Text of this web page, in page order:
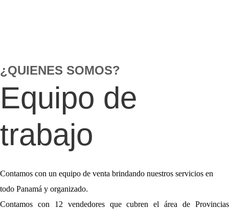
¿QUIENES SOMOS?
Equipo de
trabajo
Contamos con un equipo de venta brindando nuestros servicios en
todo Panamá y organizado.
Contamos con 12 vendedores que cubren el área de Provincias